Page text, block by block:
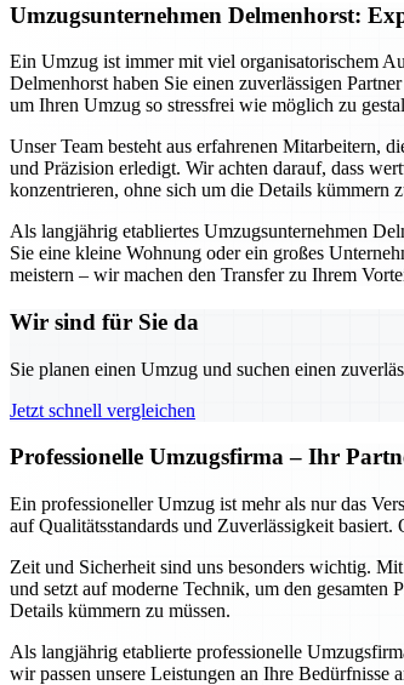
Umzugsunternehmen Delmenhorst:
Ein Umzug ist immer mit viel organisatorischem
Delmenhorst haben Sie einen zuverlässigen
um Ihren Umzug so stressfrei wie möglich zu
Unser Team besteht aus erfahrenen Mitarbeitern,
und Präzision erledigt. Wir achten darauf, dass
konzentrieren, ohne sich um die Details kümmern
Als langjährig etabliertes Umzugsunternehmen
Sie eine kleine Wohnung oder ein großes
meistern – wir machen den Transfer zu Ihrem
Wir sind für Sie da
Sie planen einen Umzug und suchen einen
Jetzt schnell vergleichen
Professionelle Umzugsfirma – Ihr
Ein professioneller Umzug ist mehr als nur das
auf Qualitätsstandards und Zuverlässigkeit
Zeit und Sicherheit sind uns besonders wichtig.
und setzt auf moderne Technik, um den gesamten
Details kümmern zu müssen.
Als langjährig etablierte professionelle
wir passen unsere Leistungen an Ihre